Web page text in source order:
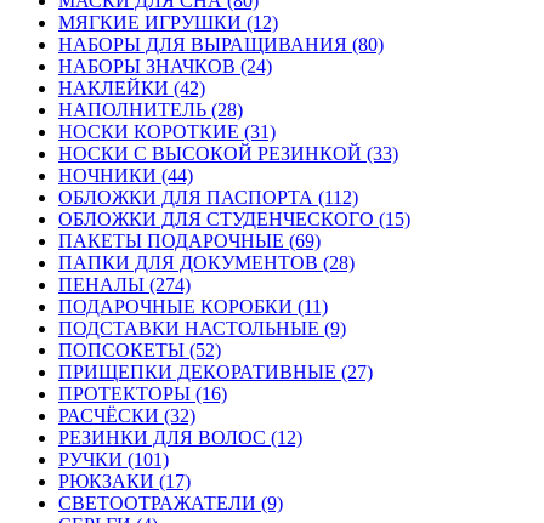
МЯГКИЕ ИГРУШКИ (12)
НАБОРЫ ДЛЯ ВЫРАЩИВАНИЯ (80)
НАБОРЫ ЗНАЧКОВ (24)
НАКЛЕЙКИ (42)
НАПОЛНИТЕЛЬ (28)
НОСКИ КОРОТКИЕ (31)
НОСКИ С ВЫСОКОЙ РЕЗИНКОЙ (33)
НОЧНИКИ (44)
ОБЛОЖКИ ДЛЯ ПАСПОРТА (112)
ОБЛОЖКИ ДЛЯ СТУДЕНЧЕСКОГО (15)
ПАКЕТЫ ПОДАРОЧНЫЕ (69)
ПАПКИ ДЛЯ ДОКУМЕНТОВ (28)
ПЕНАЛЫ (274)
ПОДАРОЧНЫЕ КОРОБКИ (11)
ПОДСТАВКИ НАСТОЛЬНЫЕ (9)
ПОПСОКЕТЫ (52)
ПРИЩЕПКИ ДЕКОРАТИВНЫЕ (27)
ПРОТЕКТОРЫ (16)
РАСЧЁСКИ (32)
РЕЗИНКИ ДЛЯ ВОЛОС (12)
РУЧКИ (101)
РЮКЗАКИ (17)
СВЕТООТРАЖАТЕЛИ (9)